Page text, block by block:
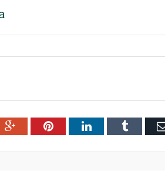
Google+PinterestLinkedInTumblr